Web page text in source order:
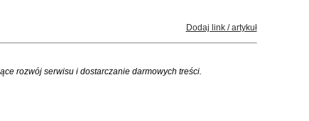
Dodaj link / artykuł
rozwój serwisu i dostarczanie darmowych treści.